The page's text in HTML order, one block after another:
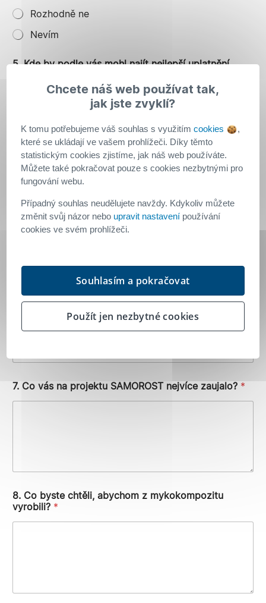
Rozhodně ne
Nevím
5. Kde by podle vás mohl najít nejlepší uplatnění
6. Jaká z následujících akcí projektu SAMOROST by
vás nejvíc lákala?
Výstava nábytku a interiérových doplňků z
mykokompozitu
Workshop, na kterém byste si mohli vyzkoušet
práci s myceliem a něco si z něj vyrobit
Přednáška odborníků s představením výsledků
Návštěva výrobní haly, ve které vzniká dům z
mykokompozitu
Jiné, doplňte
n
7. Co vás na projektu SAMOROST nejvíce zaujalo? *
8. Co byste chtěli, abychom z mykokompozitu
vyrobili? *
Chcete náš web používat tak,
jak jste zvyklí?
K tomu potřebujeme váš souhlas s využitím cookies
,
které se ukládají ve vašem prohlížeči. Díky těmto
statistickým cookies zjistíme, jak náš web používáte.
Můžete také pokračovat pouze s cookies nezbytnými pro
fungování webu.
Případný souhlas neudělujete navždy. Kdykoliv můžete
změnit svůj názor nebo upravit nastavení používání
cookies ve svém prohlížeči.
Souhlasím a pokračovat
Použít jen nezbytné cookies